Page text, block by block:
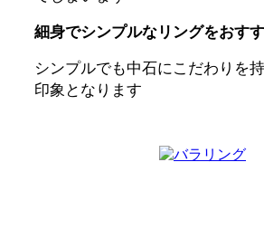
細身でシンプルなリングをおす
シンプルでも中石にこだわりを
印象となります